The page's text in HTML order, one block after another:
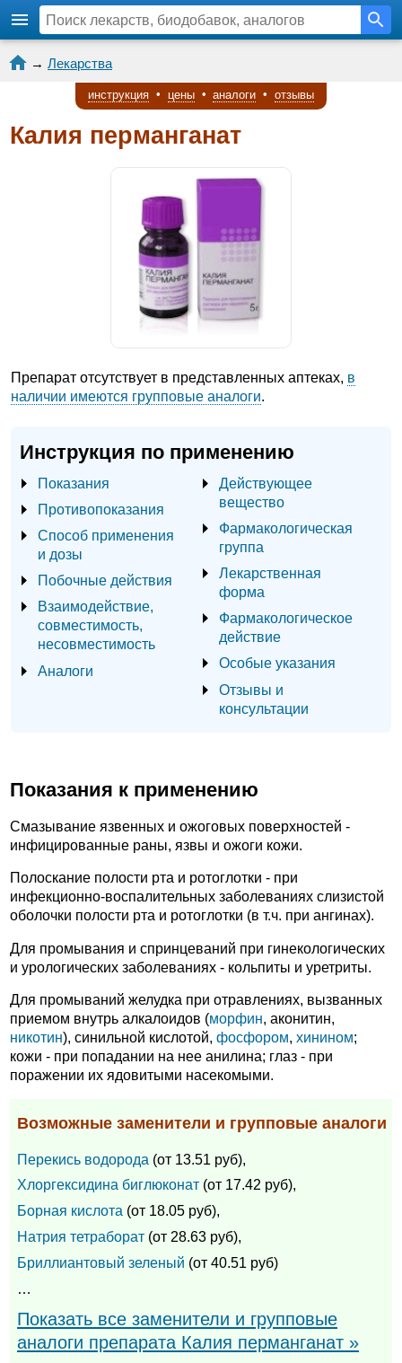
→ Лекарства
инструкция • цены • аналоги • отзывы
Калия перманганат
Препарат отсутствует в представленных аптеках, в
наличии имеются групповые аналоги.
Инструкция по применению
Показания
Противопоказания
Способ применения
и дозы
Побочные действия
Взаимодействие,
совместимость,
несовместимость
Аналоги
Действующее
вещество
Фармакологическая
группа
Лекарственная
форма
Фармакологическое
действие
Особые указания
Отзывы и
консультации
Показания к применению
Смазывание язвенных и ожоговых поверхностей -
инфицированные раны, язвы и ожоги кожи.
Полоскание полости рта и ротоглотки - при
инфекционно-воспалительных заболеваниях слизистой
оболочки полости рта и ротоглотки (в т.ч. при ангинах).
Для промывания и спринцеваний при гинекологических
и урологических заболеваниях - кольпиты и уретриты.
Для промываний желудка при отравлениях, вызванных
приемом внутрь алкалоидов (морфин, аконитин,
никотин), синильной кислотой, фосфором, хинином;
кожи - при попадании на нее анилина; глаз - при
поражении их ядовитыми насекомыми.
Возможные заменители и групповые аналоги
Перекись водорода (от 13.51 руб),
Хлоргексидина биглюконат (от 17.42 руб),
Борная кислота (от 18.05 руб),
Натрия тетраборат (от 28.63 руб),
Бриллиантовый зеленый (от 40.51 руб)
…
Показать все заменители и групповые
аналоги препарата Калия перманганат »